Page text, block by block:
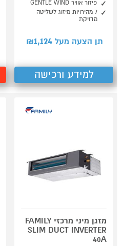
פיזור אוויר GENTLE WIND
7 מהירויות מיזוג לשליטה
מדויקת
תן הצעה מעל ₪ 1,124
למידע ורכישה
מזגן מיני מרכזי FAMILY
SLIM DUCT INVERTER
40A